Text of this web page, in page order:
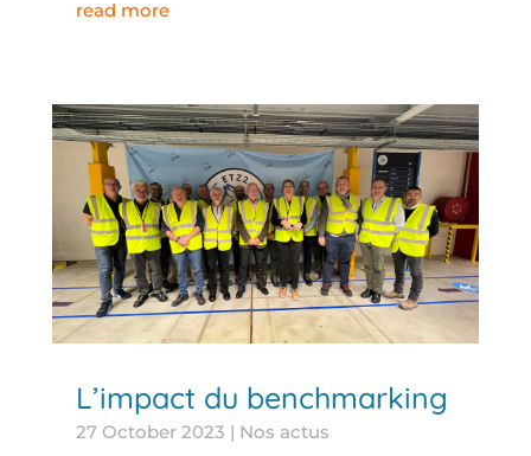
read more
L’impact du benchmarking
27 October 2023 | Nos actus